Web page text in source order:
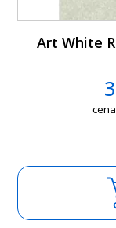
Art White